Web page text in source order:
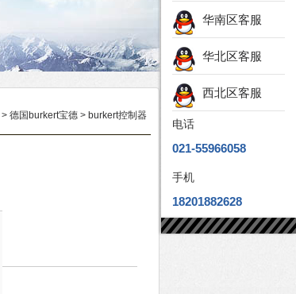
> 德国burkert宝德 > burkert控制器
华南区客服
华北区客服
西北区客服
电话
021-55966058
手机
18201882628